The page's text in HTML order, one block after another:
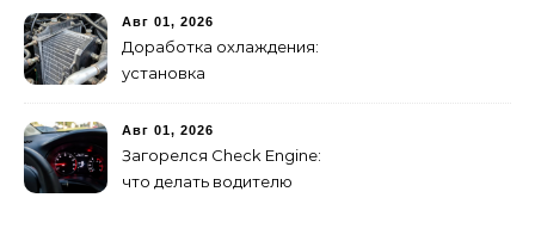
Авг 01, 2026
Доработка охлаждения:
установка
радиатора
Авг 01, 2026
Загорелся Check Engine:
что делать водителю